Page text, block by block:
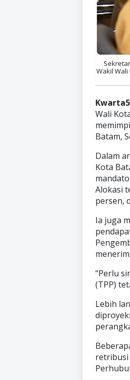
Wakil
Wali
Batam,
Dalam
Kota
Alokasi
persen,
Ia juga
“Perlu
(TPP)
Lebih
retribusi